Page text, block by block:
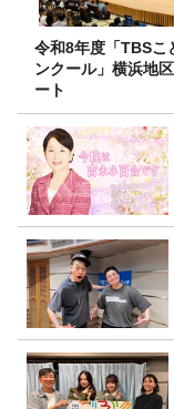
令和8年度「TBSこ
ンクール」横浜地
ート